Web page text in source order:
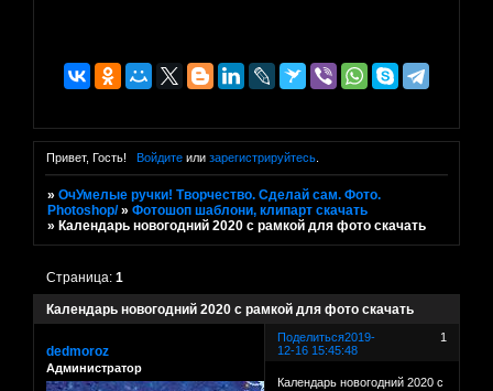
Привет, Гость! Войдитеили зарегистрируйтесь.
»ОчУмелые ручки! Творчество. Сделай сам. Фото.
Photoshop/ »Фотошоп шаблони, клипарт скачать
» Календарь новогодний 2020 с рамкой для фото скачать
Календарь новогодний 2020 с рамкой для фото скачать
Страница:1
Поделиться 1
2019-
12-16 15:45:48
dedmoroz
Администратор
Календарь новогодний 2020 с